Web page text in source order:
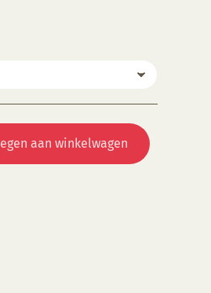
aan winkelwagen